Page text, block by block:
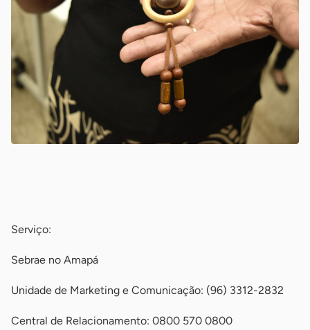
Serviço:
Sebrae no Amapá
Unidade de Marketing e Comunicação: (96) 3312-2832
Central de Relacionamento: 0800 570 0800